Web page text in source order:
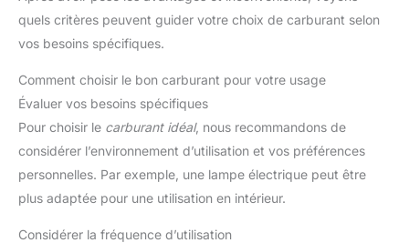
quels critères peuvent guider votre choix de carburant selon
vos besoins spécifiques.
Comment choisir le bon carburant pour votre usage
Évaluer vos besoins spécifiques
Pour choisir le carburant idéal, nous recommandons de
considérer l’environnement d’utilisation et vos préférences
personnelles. Par exemple, une lampe électrique peut être
plus adaptée pour une utilisation en intérieur.
Considérer la fréquence d’utilisation